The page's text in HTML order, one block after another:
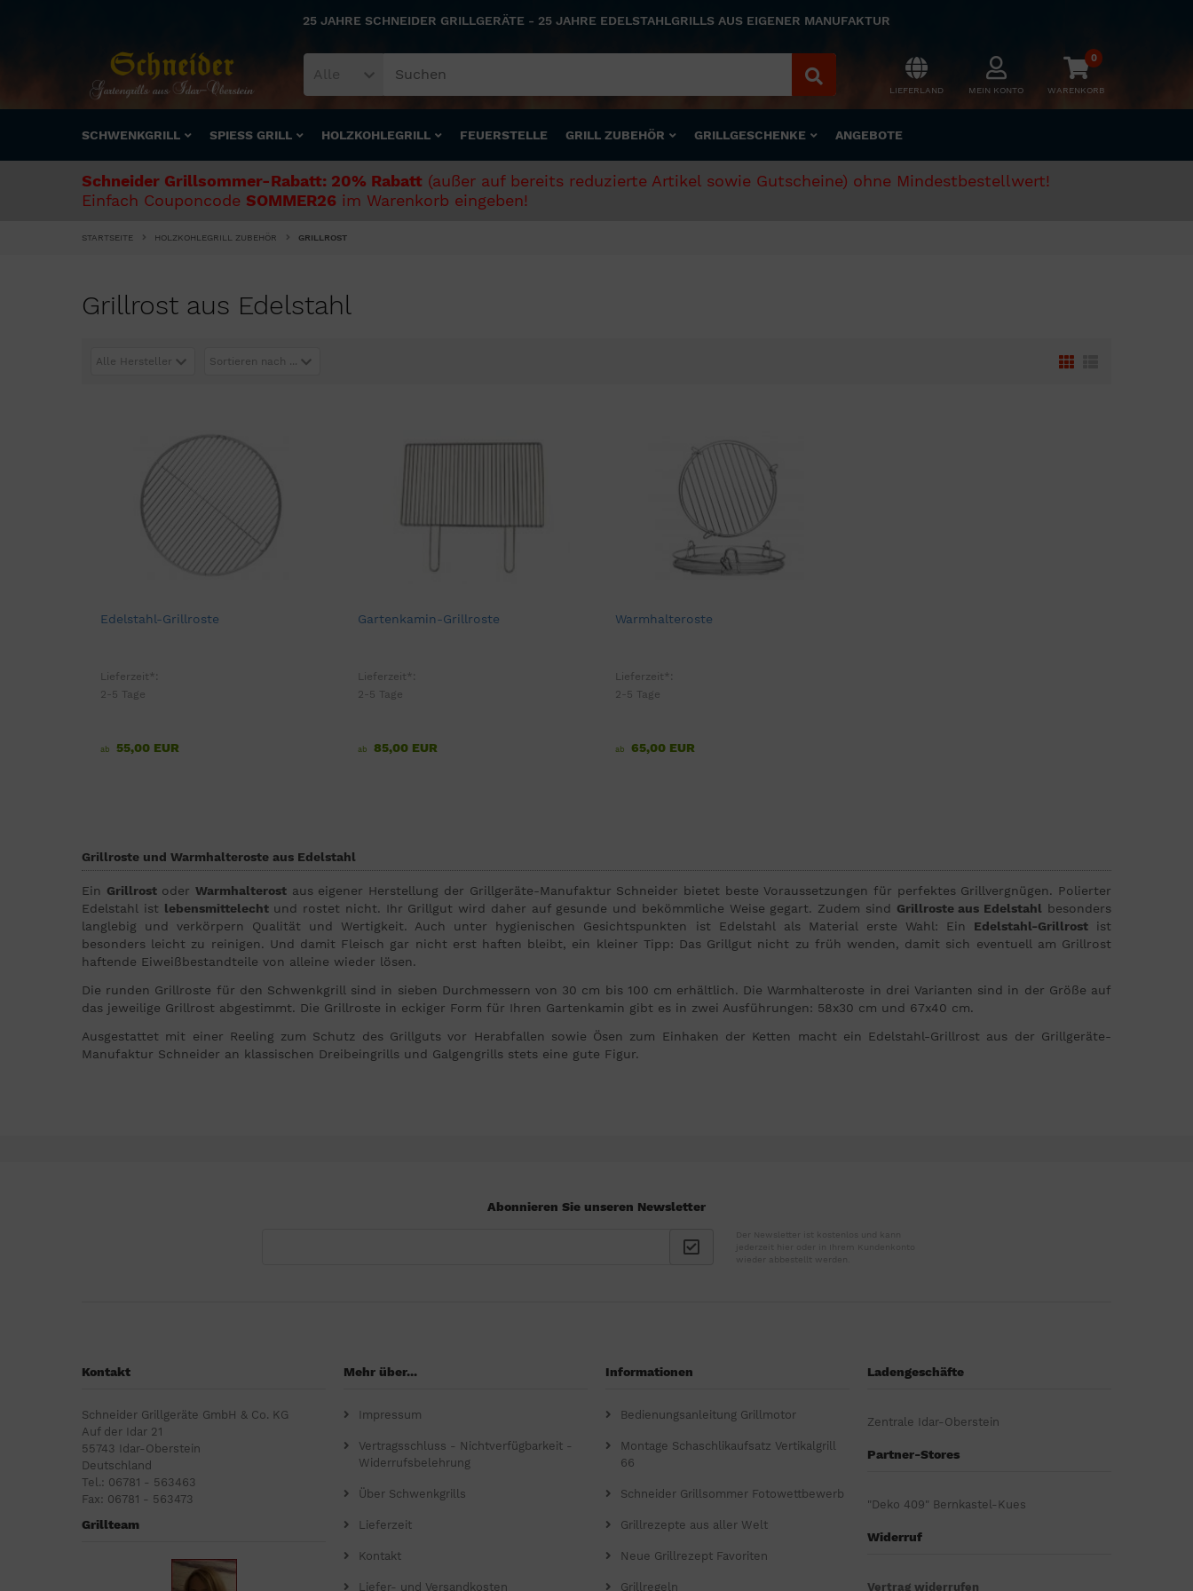
25 JAHRE SCHNEIDER GRILLGERÄTE - 25 JAHRE EDELSTAHLGRILLS AUS EIGENER MANUFAKTUR
Alle
LIEFERLAND MEIN KONTO
0
WARENKORB
SCHWENKGRILL SPIESS GRILL HOLZKOHLEGRILL FEUERSTELLE GRILL ZUBEHÖR GRILLGESCHENKE ANGEBOTE
Schneider Grillsommer-Rabatt: 20% Rabatt (außer auf bereits reduzierte Artikel sowie Gutscheine) ohne Mindestbestellwert!
Einfach Couponcode SOMMER26 im Warenkorb eingeben!
STARTSEITE HOLZKOHLEGRILL ZUBEHÖR GRILLROST
Grillrost aus Edelstahl
Alle Hersteller Sortieren nach ...
Edelstahl-Grillroste
Lieferzeit*:
2-5 Tage
ab 55,00 EUR
Gartenkamin-Grillroste
Lieferzeit*:
2-5 Tage
ab 85,00 EUR
Warmhalteroste
Lieferzeit*:
2-5 Tage
ab 65,00 EUR
Grillroste und Warmhalteroste aus Edelstahl
Ein GrillrostoderWarmhalterost aus eigener Herstellung der Grillgeräte-Manufaktur Schneider bietet beste Voraussetzungen für perfektes Grillvergnügen. Polierter
Edelstahl ist lebensmittelechtund rostet nicht. Ihr Grillgut wird daher auf gesunde und bekömmliche Weise gegart. Zudem sind Grillroste aus Edelstahl besonders
langlebig und verkörpern Qualität und Wertigkeit. Auch unter hygienischen Gesichtspunkten ist Edelstahl als Material erste Wahl: Ein Edelstahl-Grillrostist
besonders leicht zu reinigen. Und damit Fleisch gar nicht erst haften bleibt, ein kleiner Tipp: Das Grillgut nicht zu früh wenden, damit sich eventuell am Grillrost
haftende Eiweißbestandteile von alleine wieder lösen.
Die runden Grillroste für den Schwenkgrill sind in sieben Durchmessern von 30 cm bis 100 cm erhältlich. Die Warmhalteroste in drei Varianten sind in der Größe auf
das jeweilige Grillrost abgestimmt. Die Grillroste in eckiger Form für Ihren Gartenkamin gibt es in zwei Ausführungen: 58x30 cm und 67x40 cm.
Ausgestattet mit einer Reeling zum Schutz des Grillguts vor Herabfallen sowie Ösen zum Einhaken der Ketten macht ein Edelstahl-Grillrost aus der Grillgeräte-
Manufaktur Schneider an klassischen Dreibeingrills und Galgengrills stets eine gute Figur.
Abonnieren Sie unseren Newsletter
Der Newsletter ist kostenlos und kann
jederzeit hier oder in Ihrem Kundenkonto
wieder abbestellt werden.
Kontakt
Schneider Grillgeräte GmbH & Co. KG
Auf der Idar 21
55743 Idar-Oberstein
Deutschland
Tel.: 06781 - 563463
Fax: 06781 - 563473
Grillteam
Mehr über...
Impressum
Vertragsschluss - Nichtverfügbarkeit -
Widerrufsbelehrung
Über Schwenkgrills
Lieferzeit
Kontakt
Liefer- und Versandkosten
Informationen
Bedienungsanleitung Grillmotor
Montage Schaschlikaufsatz Vertikalgrill
66
Schneider Grillsommer Fotowettbewerb
Grillrezepte aus aller Welt
Neue Grillrezept Favoriten
Grillregeln
Ladengeschäfte
Zentrale Idar-Oberstein
Partner-Stores
"Deko 409" Bernkastel-Kues
Widerruf
Vertrag widerrufen